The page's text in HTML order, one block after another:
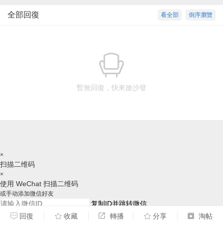
倒序瀏覽
看全部
全部回復
暫無回復，快來搶沙發
回復 收藏 轉播 分享 淘帖
×
扫描二维码
×
使用 WeChat 扫描二维码
或手动添加微信好友
复制ID并跳转微信
请跳转后，手动添加好友，谢谢